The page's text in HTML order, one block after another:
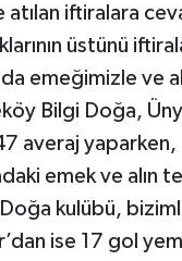
iftiralara
üstünü
da emeğimizle
Bilgi Doğa,
averaj
emek ve alın
kulübü,
ise 17 gol